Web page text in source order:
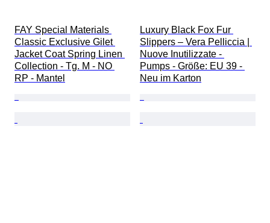
FAY Special Materials
Classic Exclusive Gilet
Jacket Coat Spring Linen
Collection - Tg. M - NO
RP - Mantel
Luxury Black Fox Fur
Slippers – Vera Pelliccia |
Nuove Inutilizzate -
Pumps - Größe: EU 39 -
Neu im Karton